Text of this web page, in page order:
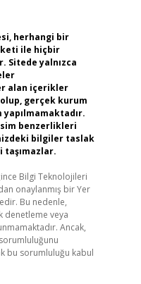
herhangi bir
ile hiçbir
Sitede yalnızca
alan içerikler
gerçek kurum
yapılmamaktadır.
benzerlikleri
bilgiler taslak
Bilgi Teknolojileri
onaylanmış bir Yer
Bu nedenle,
denetleme veya
Ancak,
bu sorumluluğu kabul